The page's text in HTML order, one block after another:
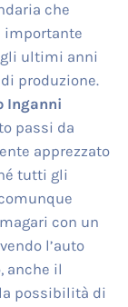
che
importante
ultimi anni
produzione.
Inganni
passi da
apprezzato
tutti gli
con un
l’auto
anche il
possibilità di